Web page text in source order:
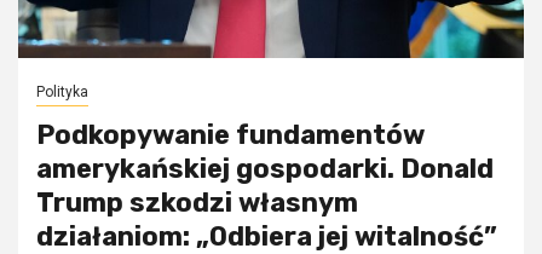
Polityka
Podkopywanie fundamentów
amerykańskiej gospodarki. Donald
Trump szkodzi własnym
działaniom: „Odbiera jej witalność”